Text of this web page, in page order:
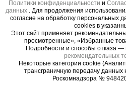
ПВХ.
Щиты имеют высоту 3,0м
Ширина от 0,20м до 1,2м
Товар привозится под заказ
Политики конфиденциальности и
данных
. Для продолжения
согласие на обработку персональных
cookies в
Этот сайт применяет
просмотренные», «Избранные
Подробности и способы отказа —
рекомендательных
Некоторые категории cookie
трансграничную передачу
Роскомнадзора №